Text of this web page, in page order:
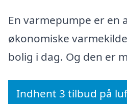
En varmepumpe er en
økonomiske
bolig i dag. Og den er
Indhent 3 tilbud på